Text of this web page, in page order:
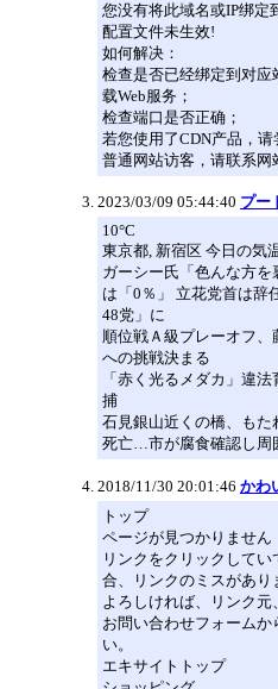
您没有将此域名或IP绑定
配置文件未生效!
如何解决：
检查是否已经绑定到对
载Web服务；
检查端口是否正确；
若您使用了CDN产品，请
普通网站访客，请联系网
2023/03/09 05:44:40 プー
10°C
東京都, 新宿区 今日の気
ガーシー氏「色んな方
は「0％」 立花党首は
48党」に
順位戦Ａ級プレーオフ
への挑戦決まる
「赤く光るメダカ」違
捕
石見銀山近くの橋、もた
死亡…市が腐食確認し周
2018/11/30 20:01:46 かわ
トップ
ページが見つかりません
リンクをクリックして
合、リンクのミスがあり
よろしければ、リンク元
お問い合わせフォーム
い。
エキサイトトップ